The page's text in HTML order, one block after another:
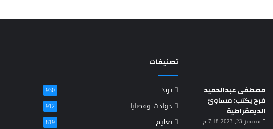
مصطفى عبدالحميد
فرج يكتب: مساوئ
الديمقراطية
سبتمبر 23, 2023 7:18 م
تصنيفات
ترند 930
حوادث وقضايا 912
تعليم 819